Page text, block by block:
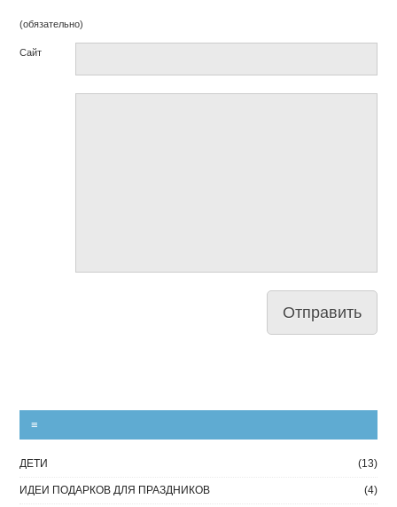
(обязательно)
Сайт
≡
ДЕТИ (13)
ИДЕИ ПОДАРКОВ ДЛЯ ПРАЗДНИКОВ (4)